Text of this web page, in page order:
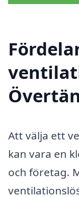
Att välja ett
kan vara en
och företag.